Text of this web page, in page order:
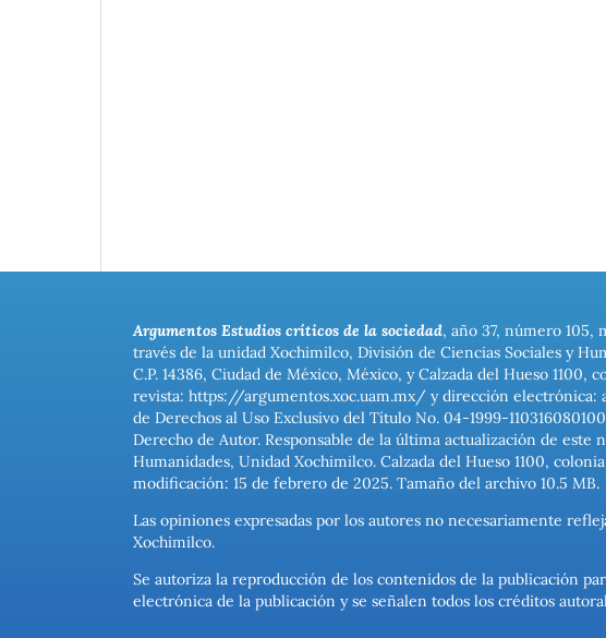
Argumentos Estudios críticos de la sociedad, año 37, número 105,
través de la unidad Xochimilco, División de Ciencias Sociales y
C.P. 14386, Ciudad de México, México, y Calzada del Hueso
revista: https://argumentos.xoc.uam.mx/ y dirección electrónica:
de Derechos al Uso Exclusivo del Título No. 04-1999-
Derecho de Autor. Responsable de la última actualización de este
Humanidades, Unidad Xochimilco. Calzada del Hueso 1100,
modificación: 15 de febrero de 2025. Tamaño del archivo 10.5 MB.
Las opiniones expresadas por los autores no necesariamente
Xochimilco.
Se autoriza la reproducción de los contenidos de la publicación
electrónica de la publicación y se señalen todos los créditos